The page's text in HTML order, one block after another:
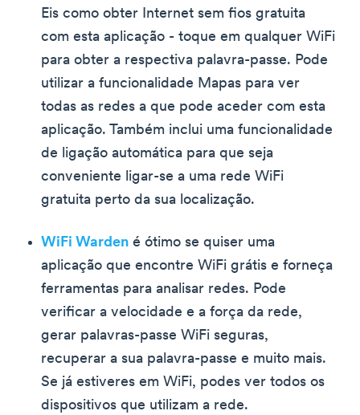
Eis como obter Internet sem fios gratuita
com esta aplicação - toque em qualquer WiFi
para obter a respectiva palavra-passe. Pode
utilizar a funcionalidade Mapas para ver
todas as redes a que pode aceder com esta
aplicação. Também inclui uma funcionalidade
de ligação automática para que seja
conveniente ligar-se a uma rede WiFi
gratuita perto da sua localização.
WiFi Warden é ótimo se quiser uma
aplicação que encontre WiFi grátis e forneça
ferramentas para analisar redes. Pode
verificar a velocidade e a força da rede,
gerar palavras-passe WiFi seguras,
recuperar a sua palavra-passe e muito mais.
Se já estiveres em WiFi, podes ver todos os
dispositivos que utilizam a rede.